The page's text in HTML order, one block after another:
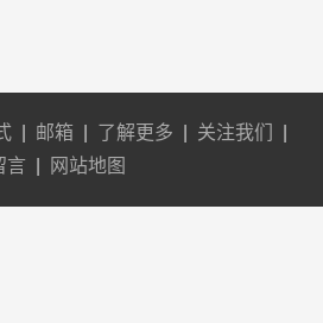
邮箱 了解更多 关注我们
言
网站地图